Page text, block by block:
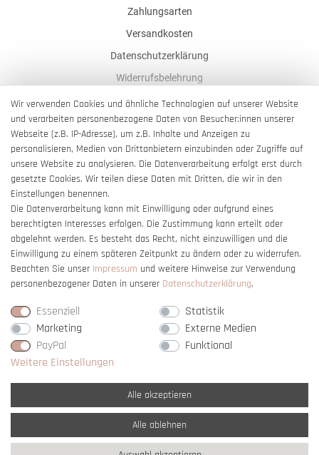
Zahlungsarten
Versandkosten
Datenschutzerklärung
Widerrufsbelehrung
AGB
Impressum
Barrierefreiheitserklärung
Vertrag widerrufen
* Alle Preise verstehen sich inkl. gesetzl. MwSt. undzzgl. Versandkosten
Wir verwenden Cookies und ähnliche Technologien auf unserer Website
und verarbeiten personenbezogene Daten von Besucher:innen unserer
Webseite (z.B. IP-Adresse), um z.B. Inhalte und Anzeigen zu
personalisieren, Medien von Drittanbietern einzubinden oder Zugriffe auf
unsere Website zu analysieren. Die Datenverarbeitung erfolgt erst durch
gesetzte Cookies. Wir teilen diese Daten mit Dritten, die wir in den
Einstellungen benennen.
Die Datenverarbeitung kann mit Einwilligung oder aufgrund eines
berechtigten Interesses erfolgen. Die Zustimmung kann erteilt oder
abgelehnt werden. Es besteht das Recht, nicht einzuwilligen und die
Einwilligung zu einem späteren Zeitpunkt zu ändern oder zu widerrufen.
Beachten Sie unser Impressum und weitere Hinweise zur Verwendung
personenbezogener Daten in unserer Daten­schutz­erklärung.
Essenziell
Statistik
Marketing
Externe Medien
PayPal
Funktional
Weitere Einstellungen
Alle akzeptieren
Alle ablehnen